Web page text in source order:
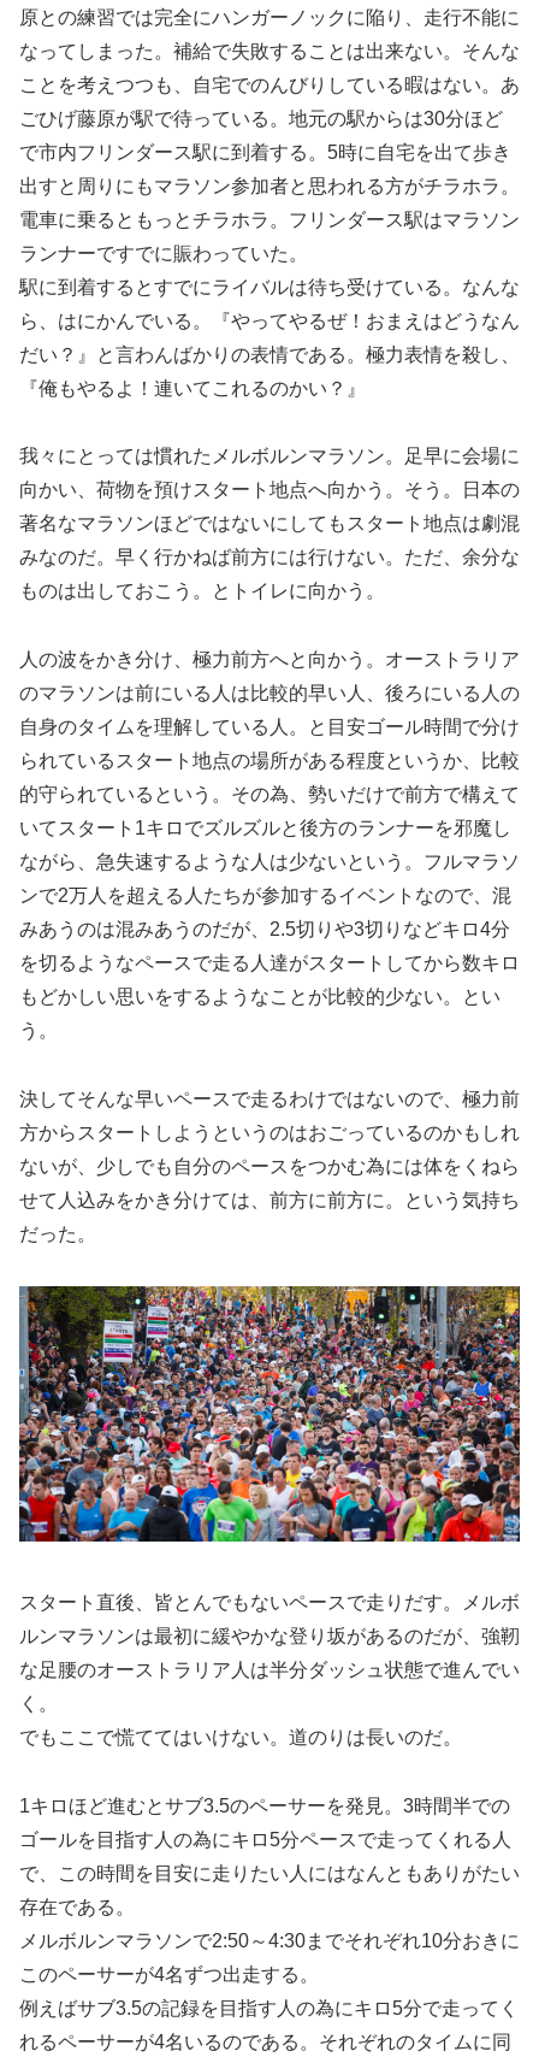
原との練習では完全にハンガーノックに陥り、走行不能に
なってしまった。補給で失敗することは出来ない。そんな
ことを考えつつも、自宅でのんびりしている暇はない。あ
ごひげ藤原が駅で待っている。地元の駅からは30分ほど
で市内フリンダース駅に到着する。5時に自宅を出て歩き
出すと周りにもマラソン参加者と思われる方がチラホラ。
電車に乗るともっとチラホラ。フリンダース駅はマラソン
ランナーですでに賑わっていた。
駅に到着するとすでにライバルは待ち受けている。なんな
ら、はにかんでいる。『やってやるぜ！おまえはどうなん
だい？』と言わんばかりの表情である。極力表情を殺し、
『俺もやるよ！連いてこれるのかい？』
我々にとっては慣れたメルボルンマラソン。足早に会場に
向かい、荷物を預けスタート地点へ向かう。そう。日本の
著名なマラソンほどではないにしてもスタート地点は劇混
みなのだ。早く行かねば前方には行けない。ただ、余分な
ものは出しておこう。とトイレに向かう。
人の波をかき分け、極力前方へと向かう。オーストラリア
のマラソンは前にいる人は比較的早い人、後ろにいる人の
自身のタイムを理解している人。と目安ゴール時間で分け
られているスタート地点の場所がある程度というか、比較
的守られているという。その為、勢いだけで前方で構えて
いてスタート1キロでズルズルと後方のランナーを邪魔し
ながら、急失速するような人は少ないという。フルマラソ
ンで2万人を超える人たちが参加するイベントなので、混
みあうのは混みあうのだが、2.5切りや3切りなどキロ4分
を切るようなペースで走る人達がスタートしてから数キロ
もどかしい思いをするようなことが比較的少ない。とい
う。
決してそんな早いペースで走るわけではないので、極力前
方からスタートしようというのはおごっているのかもしれ
ないが、少しでも自分のペースをつかむ為には体をくねら
せて人込みをかき分けては、前方に前方に。という気持ち
だった。
スタート直後、皆とんでもないペースで走りだす。メルボ
ルンマラソンは最初に緩やかな登り坂があるのだが、強靭
な足腰のオーストラリア人は半分ダッシュ状態で進んでい
く。
でもここで慌ててはいけない。道のりは長いのだ。
1キロほど進むとサブ3.5のペーサーを発見。3時間半での
ゴールを目指す人の為にキロ5分ペースで走ってくれる人
で、この時間を目安に走りたい人にはなんともありがたい
存在である。
メルボルンマラソンで2:50～4:30までそれぞれ10分おきに
このペーサーが4名ずつ出走する。
例えばサブ3.5の記録を目指す人の為にキロ5分で走ってく
れるペーサーが4名いるのである。それぞれのタイムに同